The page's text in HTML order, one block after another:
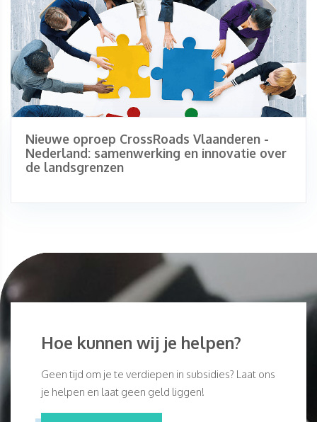
Nieuwe oproep CrossRoads Vlaanderen -
Nederland: samenwerking en innovatie over
de landsgrenzen
Hoe kunnen wij je helpen?
Geen tijd om je te verdiepen in subsidies? Laat ons
je helpen en laat geen geld liggen!